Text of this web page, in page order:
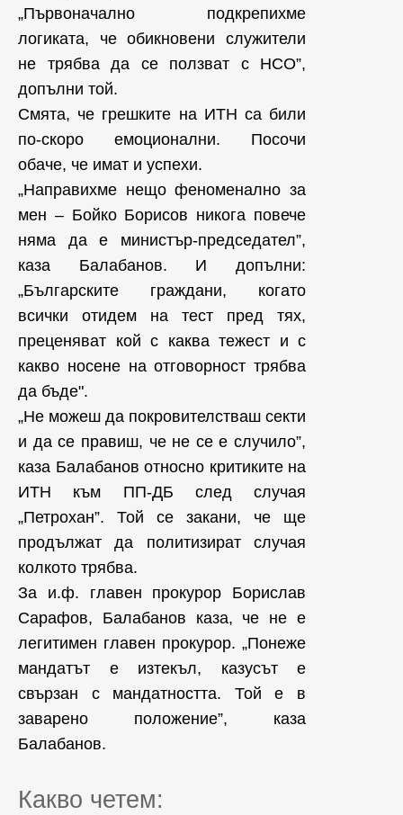
„Първоначално подкрепихме
логиката, че обикновени служители
не трябва да се ползват с НСО”,
допълни той.
Смята, че грешките на ИТН са били
по-скоро емоционални. Посочи
обаче, че имат и успехи.
„Направихме нещо феноменално за
мен – Бойко Борисов никога повече
няма да е министър-председател”,
каза Балабанов. И допълни:
„Българските граждани, когато
всички отидем на тест пред тях,
преценяват кой с каква тежест и с
какво носене на отговорност трябва
да бъде".
„Не можеш да покровителстваш секти
и да се правиш, че не се е случило”,
каза Балабанов относно критиките на
ИТН към ПП-ДБ след случая
„Петрохан”. Той се закани, че ще
продължат да политизират случая
колкото трябва.
За и.ф. главен прокурор Борислав
Сарафов, Балабанов каза, че не е
легитимен главен прокурор. „Понеже
мандатът е изтекъл, казусът е
свързан с мандатността. Той е в
заварено положение”, каза
Балабанов.
Какво четем: